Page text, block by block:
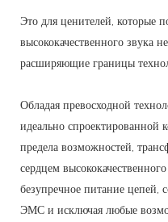
Это для ценителей, которые
высококачественного звука
расширяющие границы
Обладая превосходной
идеально спроектированной
предела возможностей,
сердцем
безупречное питание цепей,
ЭМС и исключая любые